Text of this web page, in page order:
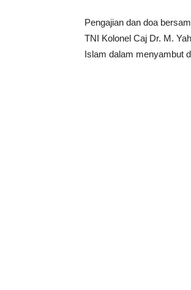
Pengajian dan doa
TNI Kolonel Caj Dr. M.
Islam dalam menyambut